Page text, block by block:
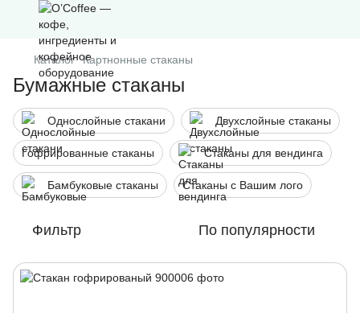
Каталог Картнонные стаканы
Бумажные стаканы
Однослойные стакани Двухслойные стаканы
Гофрированные стаканы Стаканы для вендинга
Бамбуковые стаканы Стаканы с Вашим лого
Фильтр По популярности